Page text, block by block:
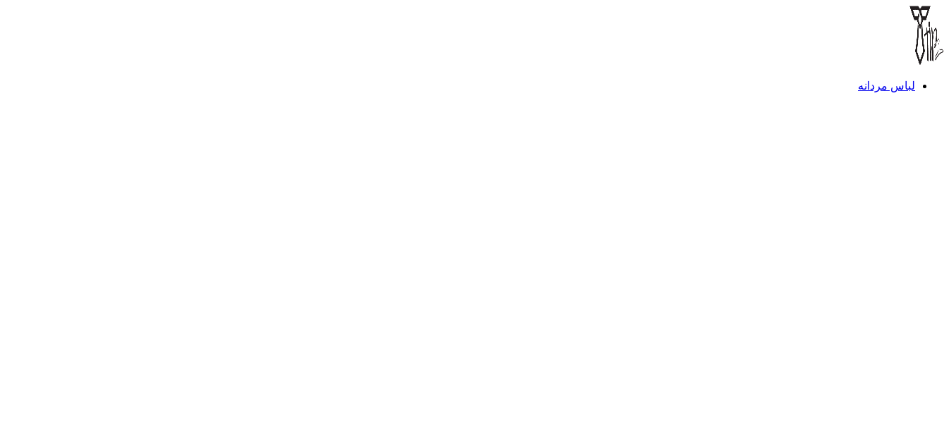
لباس مردانه